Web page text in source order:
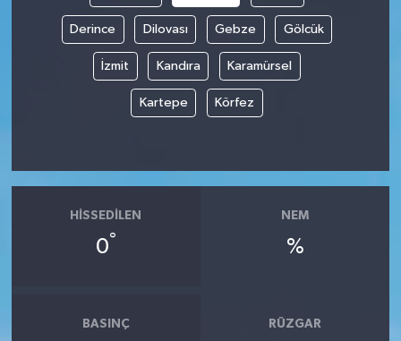
Derince Dilovası Gebze Gölcük
İzmit Kandıra Karamürsel
Kartepe Körfez
HISSEDILEN
0°
NEM
%
BASINÇ RÜZGAR
Günün Haberleri
Yazarlarımız
Tüm Makaleler
Videolu Haberler
Son Dakika